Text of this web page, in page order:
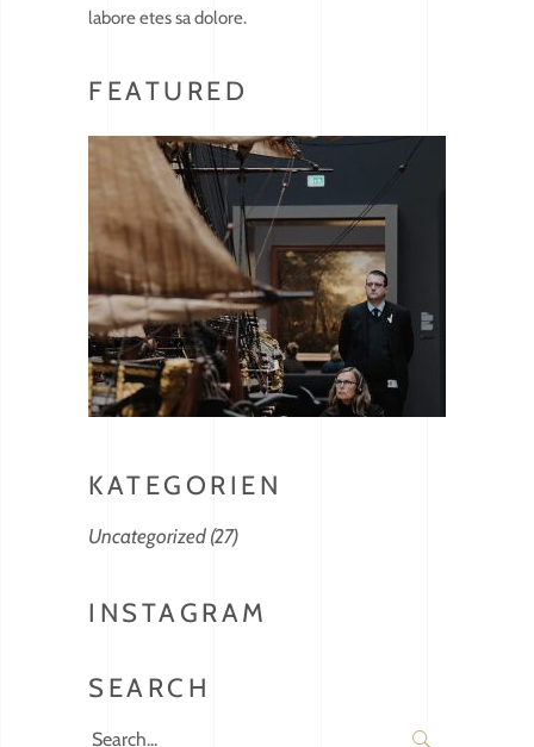
labore etes sa dolore.
FEATURED
KATEGORIEN
Uncategorized (27)
INSTAGRAM
SEARCH
Search